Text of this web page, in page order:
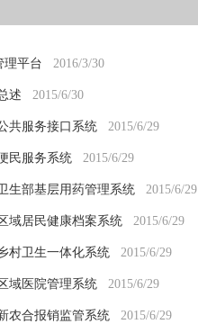
理平台 2016/3/30
述 2015/6/30
共服务接口系统 2015/6/29
民服务系统 2015/6/29
生部基层用药管理系统 2015/6/29
域居民健康档案系统 2015/6/29
村卫生一体化系统 2015/6/29
域医院管理系统 2015/6/29
农合报销监管系统 2015/6/29